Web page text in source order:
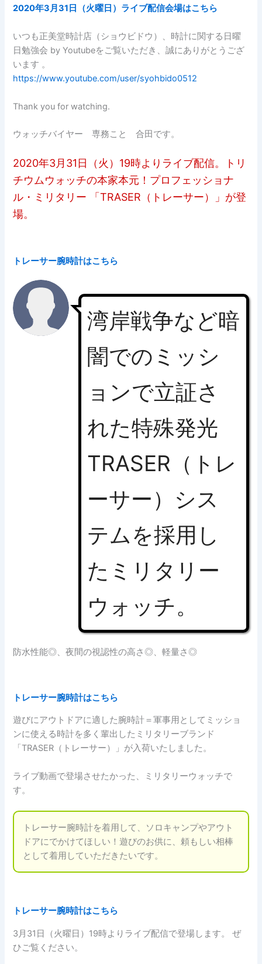
2020年3月31日（火曜日）ライブ配信会場はこちら
いつも正美堂時計店（ショウビドウ）、時計に関する日曜
日勉強会 by Youtubeをご覧いただき、誠にありがとうござ
います 。
https://www.youtube.com/user/syohbido0512
Thank you for watching.
ウォッチバイヤー 専務こと 合田です。
2020年3月31日（火）19時よりライブ配信。トリ
チウムウォッチの本家本元！プロフェッショナ
ル・ミリタリー 「TRASER（トレーサー）」が登
場。
トレーサー腕時計はこちら
湾岸戦争など暗
闇でのミッシ
ョンで立証さ
れた特殊発光
TRASER（トレ
ーサー）シス
テムを採用し
たミリタリー
ウォッチ。
防水性能◎、夜間の視認性の高さ◎、軽量さ◎
トレーサー腕時計はこちら
遊びにアウトドアに適した腕時計＝軍事用としてミッショ
ンに使える時計を多く輩出したミリタリーブランド
「TRASER（トレーサー）」が入荷いたしました。
ライブ動画で登場させたかった、ミリタリーウォッチで
す。
トレーサー腕時計を着用して、ソロキャンプやアウト
ドアにでかけてほしい！遊びのお供に、頼もしい相棒
として着用していただきたいです。
トレーサー腕時計はこちら
3月31日（火曜日）19時よりライブ配信で登場します。 ぜ
ひご覧ください。